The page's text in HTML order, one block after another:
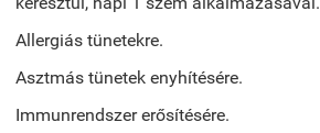
Allergiás tünetekre.
Asztmás tünetek enyhítésére.
Immunrendszer erősítésére.